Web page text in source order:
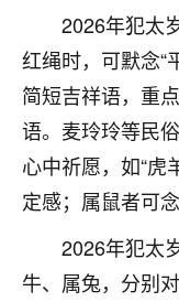
2026年犯太
红绳时，可默念“
简短吉祥语，重
语。麦玲玲等民
心中祈愿，如“虎
定感；属鼠者可
2026年犯太
牛、属兔，分别
梦醒时分
我女儿高二叛
的，把我们两
师，一开始我
做完，我女儿
大学，只要
康康的我就很
鹿森：可
3小时前 来自河